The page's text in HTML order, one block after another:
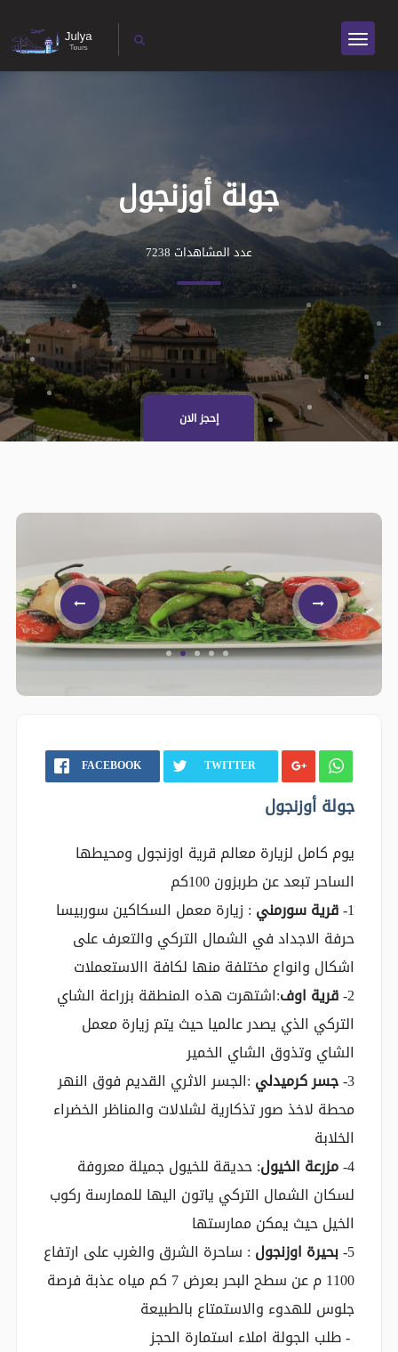
جولة أوزنجول
عدد المشاهدات 7238
إحجز الان
FACEBOOK TWITTER
جولة أوزنجول
يوم كامل لزيارة معالم قرية اوزنجول ومحيطها
الساحر تبعد عن طربزون 100كم
1-قرية سورمني : زيارة معمل السكاكين سوربيسا
حرفة الاجداد في الشمال التركي والتعرف على
اشكال وانواع مختلفة منها لكافة االاستعملات
2- قرية اوف:اشتهرت هذه المنطقة بزراعة الشاي
التركي الذي يصدر عالميا حيث يتم زيارة معمل
الشاي وتذوق الشاي الخمير
3- جسر كرميدلي :الجسر الاثري القديم فوق النهر
محطة لاخذ صور تذكارية لشلالات والمناظر الخضراء
الخلابة
4- مزرعة الخيول: حديقة للخيول جميلة معروفة
لسكان الشمال التركي ياتون اليها للممارسة ركوب
الخيل حيث يمكن ممارستها
5- بحيرة اوزنجول : ساحرة الشرق والغرب على ارتفاع
1100 م عن سطح البحر بعرض 7 كم مياه عذبة فرصة
جلوس للهدوء والاستمتاع بالطبيعة
- طلب الجولة املاء استمارة الحجز